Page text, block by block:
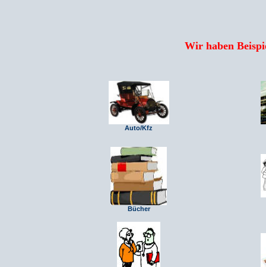
Wir haben
Auto/Kfz
Bücher